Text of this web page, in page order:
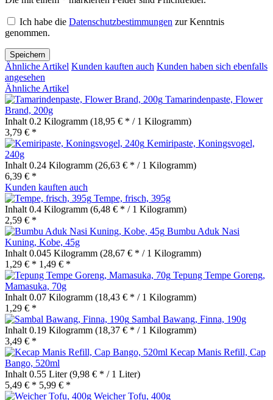
Ich habe die Datenschutzbestimmungen zur Kenntnis
genommen.
Speichern
Ähnliche Artikel Kunden kauften auch Kunden haben sich ebenfalls
angesehen
Ähnliche Artikel
Tamarindenpaste, Flower
Brand, 200g
Inhalt 0.2 Kilogramm (18,95 € * / 1 Kilogramm)
3,79 € *
Kemiripaste, Koningsvogel,
240g
Inhalt 0.24 Kilogramm (26,63 € * / 1 Kilogramm)
6,39 € *
Kunden kauften auch
Tempe, frisch, 395g
Inhalt 0.4 Kilogramm (6,48 € * / 1 Kilogramm)
2,59 € *
Bumbu Aduk Nasi
Kuning, Kobe, 45g
Inhalt 0.045 Kilogramm (28,67 € * / 1 Kilogramm)
1,29 € * 1,49 € *
Tepung Tempe Goreng,
Mamasuka, 70g
Inhalt 0.07 Kilogramm (18,43 € * / 1 Kilogramm)
1,29 € *
Sambal Bawang, Finna, 190g
Inhalt 0.19 Kilogramm (18,37 € * / 1 Kilogramm)
3,49 € *
Kecap Manis Refill, Cap
Bango, 520ml
Inhalt 0.55 Liter(9,98 € * / 1 Liter)
5,49 € * 5,99 € *
Weicher Tofu, 400g